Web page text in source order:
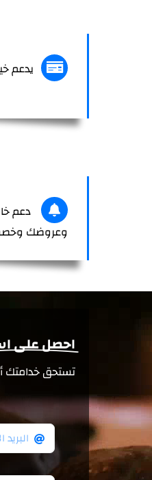
يدعم
دعم
وعروضك
احصل على
تستحق خدامتك